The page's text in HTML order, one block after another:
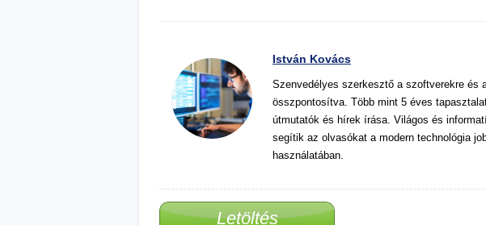
István Kovács
Szenvedélyes szerkesztő a szoftverekre és
összpontosítva. Több mint 5 éves
útmutatók és hírek írása. Világos és
segítik az olvasókat a modern technológia
használatában.
Letöltés